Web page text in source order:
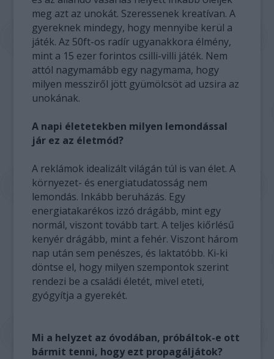
meg azt az unokát. Szeressenek kreatívan. A
gyereknek mindegy, hogy mennyibe kerül a
játék. Az 50ft-os radír ugyanakkora élmény,
mint a 15 ezer forintos csilli-villi játék. Nem
attól nagymamább egy nagymama, hogy
milyen messziről jött gyümölcsöt ad uzsira az
unokának.
A napi életetekben milyen lemondással
jár ez az életmód?
A reklámok idealizált világán túl is van élet. A
környezet- és energiatudatosság nem
lemondás. Inkább beruházás. Egy
energiatakarékos izzó drágább, mint egy
normál, viszont tovább tart. A teljes kiőrlésű
kenyér drágább, mint a fehér. Viszont három
nap után sem penészes, és laktatóbb. Ki-ki
döntse el, hogy milyen szempontok szerint
rendezi be a családi életét, mivel eteti,
gyógyítja a gyerekét.
Mi a helyzet az óvodában, próbáltok-e ott
bármit tenni, hogy ezt propagáljátok?